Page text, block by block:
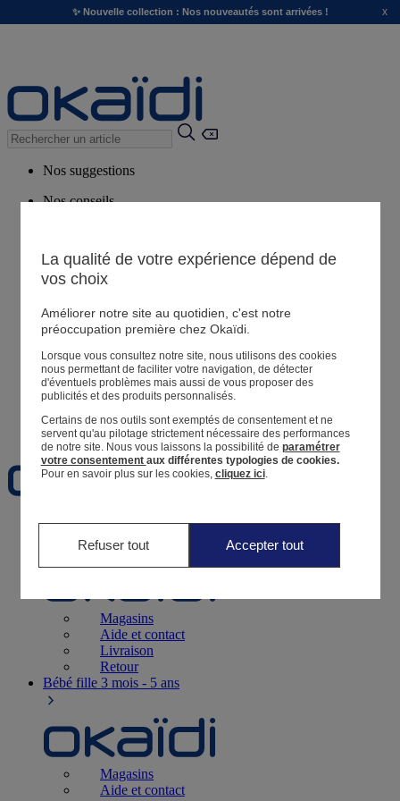
✨ Nouvelle collection : Nos nouveautés sont arrivées ! x
Nos suggestions
Nos conseils
Magasin
Mes informations
Suivre une commande
Panier
Favoris
Naissance0-12 mois
Magasins
Aide et contact
Livraison
Retour
Bébé fille 3 mois - 5 ans
Magasins
Aide et contact
La qualité de votre expérience dépend de
vos choix
Améliorer notre site au quotidien, c'est notre
préoccupation première chez Okaïdi.
Lorsque vous consultez notre site, nous utilisons des cookies
nous permettant de faciliter votre navigation, de détecter
d'éventuels problèmes mais aussi de vous proposer des
publicités et des produits personnalisés.
Certains de nos outils sont exemptés de consentement et ne
servent qu'au pilotage strictement nécessaire des performances
de notre site. Nous vous laissons la possibilité de paramétrer
votre consentement aux différentes typologies de cookies.
Pour en savoir plus sur les cookies, cliquez ici.
Refuser tout Accepter tout